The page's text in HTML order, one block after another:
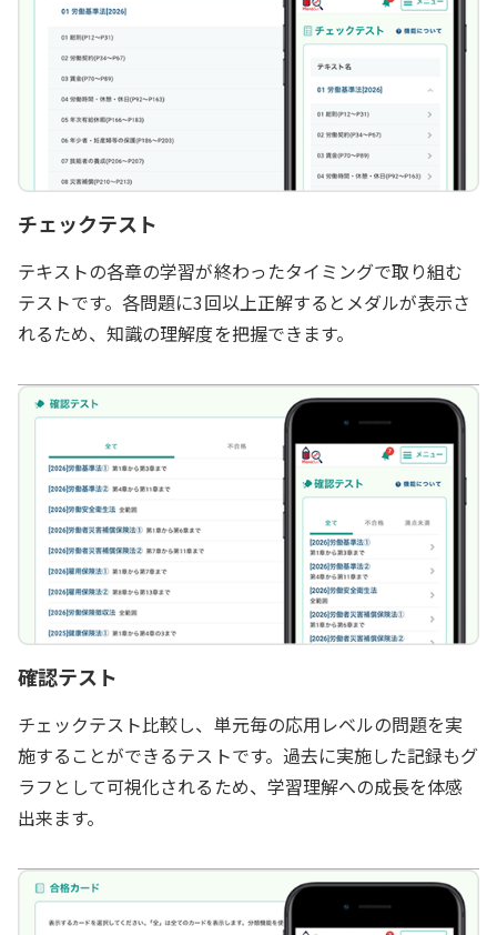
チェックテスト
テキストの各章の学習が終わったタイミングで取り組む
テストです。各問題に3回以上正解するとメダルが表示さ
れるため、知識の理解度を把握できます。
確認テスト
チェックテスト比較し、単元毎の応用レベルの問題を実
施することができるテストです。過去に実施した記録もグ
ラフとして可視化されるため、学習理解への成長を体感
出来ます。